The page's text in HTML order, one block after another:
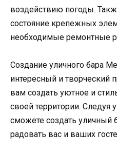
воздействию погоды.
состояние крепежных
необходимые ремонтные
Создание уличного бара
интересный и творческий
вам создать уютное и
своей территории.
сможете создать уличный
радовать вас и ваших